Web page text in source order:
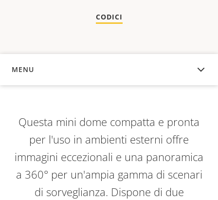
CODICI
MENU
PANORAMICA
Questa mini dome compatta e pronta
per l'uso in ambienti esterni offre
immagini eccezionali e una panoramica
a 360° per un'ampia gamma di scenari
di sorveglianza. Dispone di due